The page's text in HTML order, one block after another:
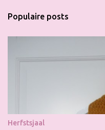
Populaire posts
Herfstsjaal